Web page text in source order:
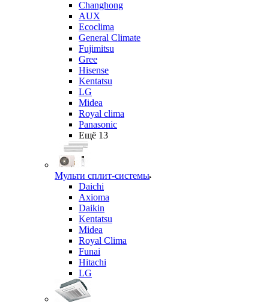
Changhong
AUX
Ecoclima
General Climate
Fujimitsu
Gree
Hisense
Kentatsu
LG
Midea
Royal clima
Panasonic
Ещё 13
Мульти сплит-системы
Daichi
Axioma
Daikin
Kentatsu
Midea
Royal Clima
Funai
Hitachi
LG